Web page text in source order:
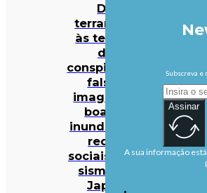
Do
terramoto
às teorias
da
conspiração:
falsas
imagens e
boatos
inundam as
redes
sociais após
sismo no
Japão
Subscreva e
Assinar
A sua informação